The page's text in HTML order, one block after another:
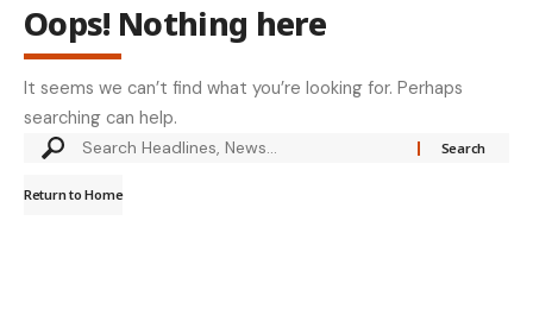
Oops! Nothing here
It seems we can’t find what you’re looking for. Perhaps
searching can help.
Return to Home